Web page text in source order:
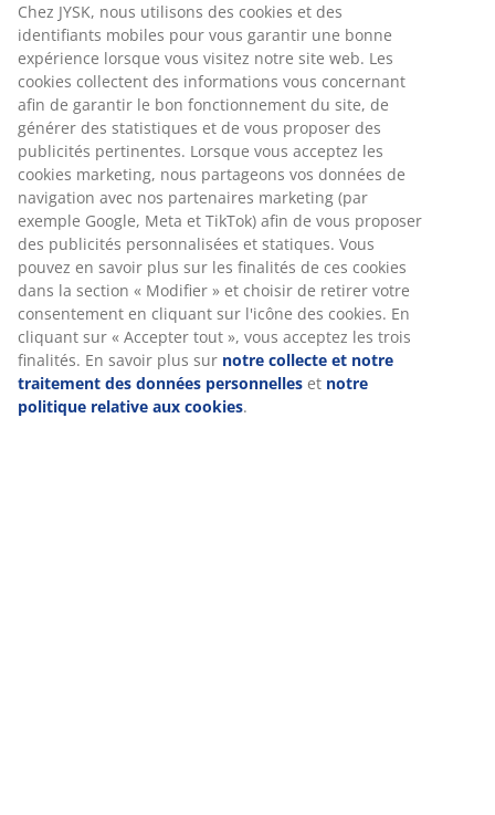
Fleur artificielle d'aspect réaliste et naturel, offrant une
beauté durable sans entretien. La longue tige est idéale
pour les vases de sol ou comme partie d'une plus
grande composition florale. Vendue à l'unité dans un
assortiment de couleurs poudrées. H69 cm
Numéro d’article: 4912419
Spécifications
Avis
(1)
Chez JYSK, nous utilisons des cookies et des
identifiants mobiles pour vous garantir une bonne
expérience lorsque vous visitez notre site web. Les
cookies collectent des informations vous concernant
afin de garantir le bon fonctionnement du site, de
générer des statistiques et de vous proposer des
publicités pertinentes. Lorsque vous acceptez les
cookies marketing, nous partageons vos données de
navigation avec nos partenaires marketing (par
exemple Google, Meta et TikTok) afin de vous proposer
des publicités personnalisées et statiques. Vous
pouvez en savoir plus sur les finalités de ces cookies
dans la section « Modifier » et choisir de retirer votre
consentement en cliquant sur l'icône des cookies. En
cliquant sur « Accepter tout », vous acceptez les trois
finalités. En savoir plus sur notre collecte et notre
traitement des données personnelles et notre
politique relative aux cookies.